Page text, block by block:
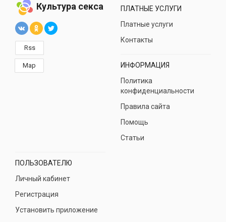
Культура секса
Rss
Map
ПЛАТНЫЕ УСЛУГИ
Платные услуги
Контакты
ИНФОРМАЦИЯ
Политика
конфиденциальности
Правила сайта
Помощь
Статьи
ПОЛЬЗОВАТЕЛЮ
Личный кабинет
Регистрация
Установить приложение